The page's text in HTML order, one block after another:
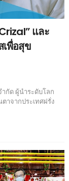
และ
พื่อสุข
ำกัด ผู้นำระดับโลก
าจากประเทศฝรั่ง